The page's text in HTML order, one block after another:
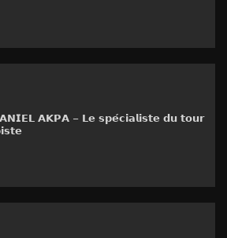
𝗔𝗞𝗣𝗔 – 𝗟𝗲 𝘀𝗽𝗲́𝗰𝗶𝗮𝗹𝗶𝘀𝘁𝗲 𝗱𝘂 𝘁𝗼𝘂𝗿